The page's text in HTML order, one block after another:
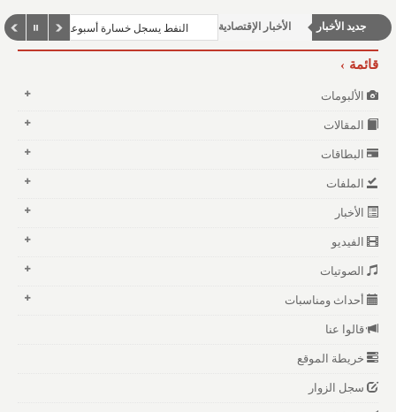
جديد الأخبار الأخبار الإقتصادية
أخبار الخيول
النفط يسجل خسارة أسبوعية
قائمة
الألبومات
المقالات
البطاقات
الملفات
الأخبار
الفيديو
الصوتيات
أحداث ومناسبات
قالوا عنا
خريطة الموقع
سجل الزوار